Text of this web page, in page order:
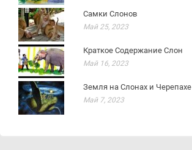
Самки Слонов
Май 25, 2023
Краткое Содержание Слон
Май 16, 2023
Земля на Слонах и Черепахе
Май 7, 2023